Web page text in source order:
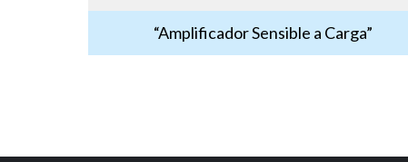
“Amplificador Sensible a Carga”